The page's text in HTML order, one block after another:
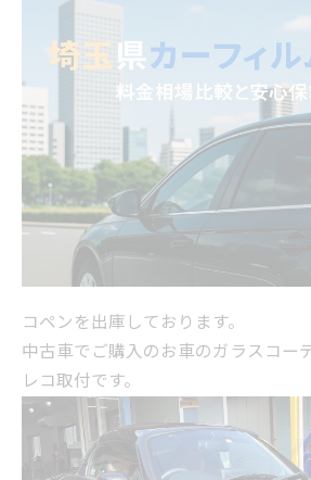
コペンを出庫しております。
中古車でご購入のお車のガラスコー
レコ取付です。